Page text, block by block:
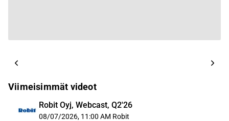
Viimeisimmät videot
Robit Oyj, Webcast, Q2'26
08/07/2026, 11:00 AM Robit